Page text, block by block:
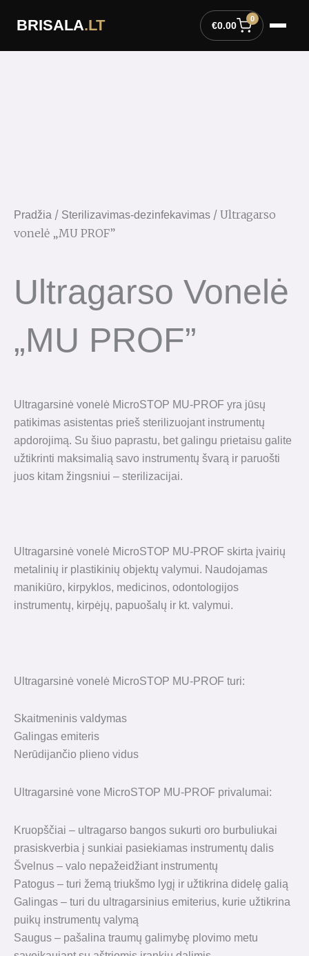
BRISALA.LT €0.00
0
Pradžia / Sterilizavimas-dezinfekavimas / Ultragarso
vonelė „MU PROF”
Ultragarso Vonelė
„MU PROF”
Ultragarsinė vonelė MicroSTOP MU-PROF yra jūsų
patikimas asistentas prieš sterilizuojant instrumentų
apdorojimą. Su šiuo paprastu, bet galingu prietaisu galite
užtikrinti maksimalią savo instrumentų švarą ir paruošti
juos kitam žingsniui – sterilizacijai.
Ultragarsinė vonelė MicroSTOP MU-PROF skirta įvairių
metalinių ir plastikinių objektų valymui. Naudojamas
manikiūro, kirpyklos, medicinos, odontologijos
instrumentų, kirpėjų, papuošalų ir kt. valymui.
Ultragarsinė vonelė MicroSTOP MU-PROF turi:
Skaitmeninis valdymas
Galingas emiteris
Nerūdijančio plieno vidus
Ultragarsinė vone MicroSTOP MU-PROF privalumai:
Kruopščiai – ultragarso bangos sukurti oro burbuliukai
prasiskverbia į sunkiai pasiekiamas instrumentų dalis
Švelnus – valo nepažeidžiant instrumentų
Patogus – turi žemą triukšmo lygį ir užtikrina didelę galią
Galingas – turi du ultragarsinius emiterius, kurie užtikrina
puikų instrumentų valymą
Saugus – pašalina traumų galimybę plovimo metu